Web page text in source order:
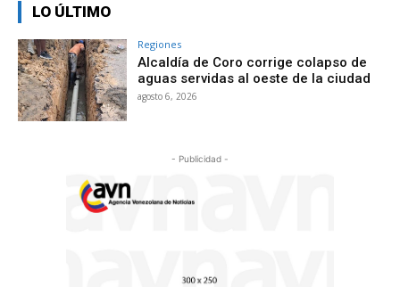
LO ÚLTIMO
Regiones
Alcaldía de Coro corrige colapso de
aguas servidas al oeste de la ciudad
agosto 6, 2026
- Publicidad -